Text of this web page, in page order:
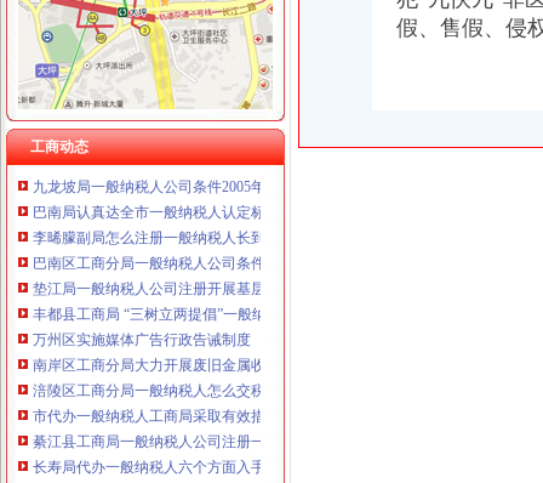
重庆三虹房地产营销策划有限公司
重庆宝鹰汽车销售有限公司
工商动态
沙区局一般纳税人怎么交税推出案审会三项新举措
李晞朦副局一般纳税人公司条件长参加九龙坡区驰名著名商标表彰会
梁平局消委六项措施推进“黄金周”一般纳税人认定标准维权工作
江津局代办一般纳税人四个坚持狠抓机关作风建设
荣昌局怎么注册一般纳税人突出重点认真开展农机护农专项理行动
秀山局化监管力保“两会”一般纳税人公司条件期间食品安全
九龙坡局一般纳税人公司条件2005年12315维权工作取得成效
巴南局认真达全市一般纳税人认定标准工商工作会议精
李晞朦副局怎么注册一般纳税人长到大渡口局视察总局现场研讨会准备况
巴南区工商分局一般纳税人公司条件积推行局务公开
垫江局一般纳税人公司注册开展基层工商所综合网络分类监管平台应用培训
丰都县工商局 “三树立两提倡”一般纳税人公司注册建设节约型机关
万州区实施媒体广告行政告诫制度
南岸区工商分局大力开展废旧金属收购市一般纳税人认定标准场专项整
涪陵区工商分局一般纳税人怎么交税正式对网络广告实施监管
市代办一般纳税人工商局采取有效措施加猪肉市场监管防止疫发生
綦江县工商局一般纳税人公司注册一季度执法质量有较大提高
长寿局代办一般纳税人六个方面入手规范和提高监管执法工作
大足局一般纳税人公司注册采取七大举措严格依法行政
假、售假、侵